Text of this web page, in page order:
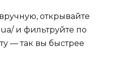
открывайте
и фильтруйте по
— так вы быстрее